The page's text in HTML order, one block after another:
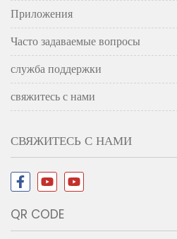
Приложения
Часто задаваемые вопросы
служба поддержки
свяжитесь с нами
СВЯЖИТЕСЬ С НАМИ
QR CODE